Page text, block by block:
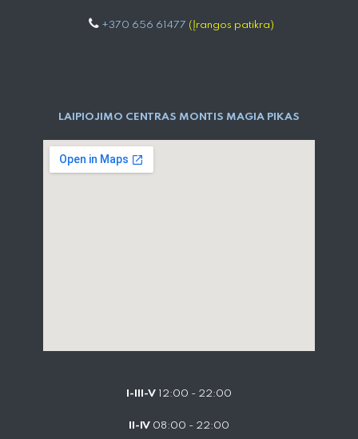
+370 656 61477 (Įrangos patikra)
LAIPIOJIMO CENTRAS MONTIS MAGIA PIKAS
I-III-V 12:00 - 22:00
II-IV 08:00 - 22:00